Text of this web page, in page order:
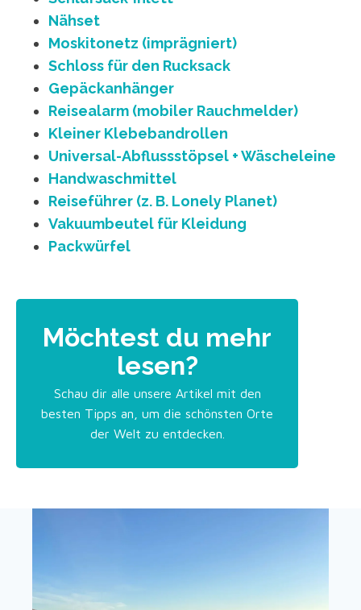
Nähset
Moskitonetz (imprägniert)
Schloss für den Rucksack
Gepäckanhänger
Reisealarm (mobiler Rauchmelder)
Kleiner Klebebandrollen
Universal-Abflussstöpsel + Wäscheleine
Handwaschmittel
Reiseführer (z. B. Lonely Planet)
Vakuumbeutel für Kleidung
Packwürfel
Möchtest du mehr
lesen?
Schau dir alle unsere Artikel mit den
besten Tipps an, um die schönsten Orte
der Welt zu entdecken.